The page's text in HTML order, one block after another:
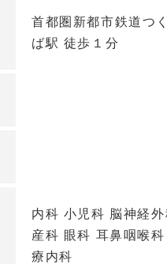
首都圏新都市鉄道つ
ば駅 徒歩１分
内科 小児科 脳神経
産科 眼科 耳鼻咽喉
療内科